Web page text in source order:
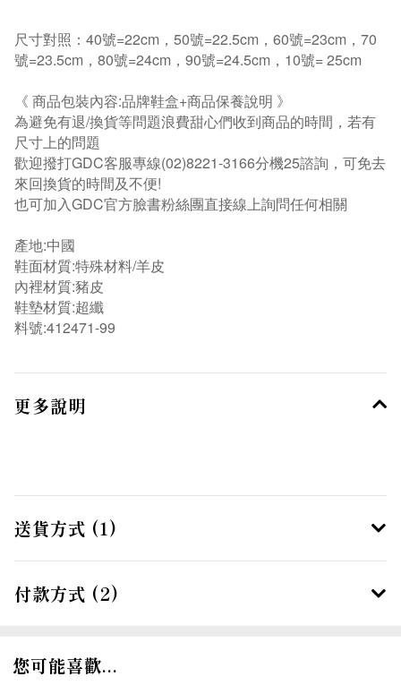
尺寸對照：40號=22cm，50號=22.5cm，60號=23cm，70
號=23.5cm，80號=24cm，90號=24.5cm，10號= 25cm
《 商品包裝內容:品牌鞋盒+商品保養說明 》
為避免有退/換貨等問題浪費甜心們收到商品的時間，若有
尺寸上的問題
歡迎撥打GDC客服專線(02)8221-3166分機25諮詢，可免去
來回換貨的時間及不便!
也可加入GDC官方臉書粉絲團直接線上詢問任何相關
產地:中國
鞋面材質:特殊材料/羊皮
內裡材質:豬皮
鞋墊材質:超纖
料號:412471-99
更多說明
送貨方式 (1)
付款方式 (2)
您可能喜歡...